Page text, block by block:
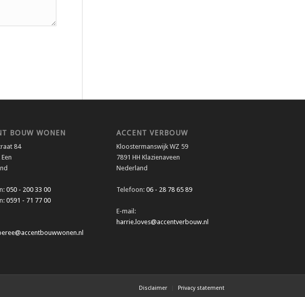
BOUW WONEN
84
050 - 200 33 00
0591 - 71 77 00
ACCENT VERBOUW
Kloostermanswijk WZ 59
7891 HH Klazienaveen
Nederland
Telefoon:06 - 28 78 65 89
E-mail:
harrie.loves@accentverbouw.nl
Disclaimer Privacy statement